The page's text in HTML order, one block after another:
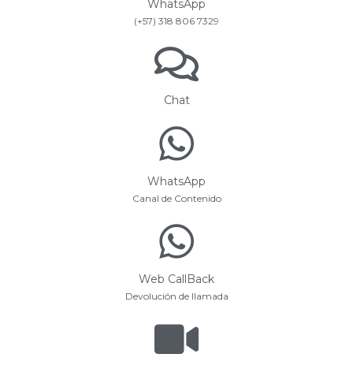
WhatsApp
(+57) 318 806 7329
Chat
WhatsApp
Canal de Contenido
Web CallBack
Devolución de llamada